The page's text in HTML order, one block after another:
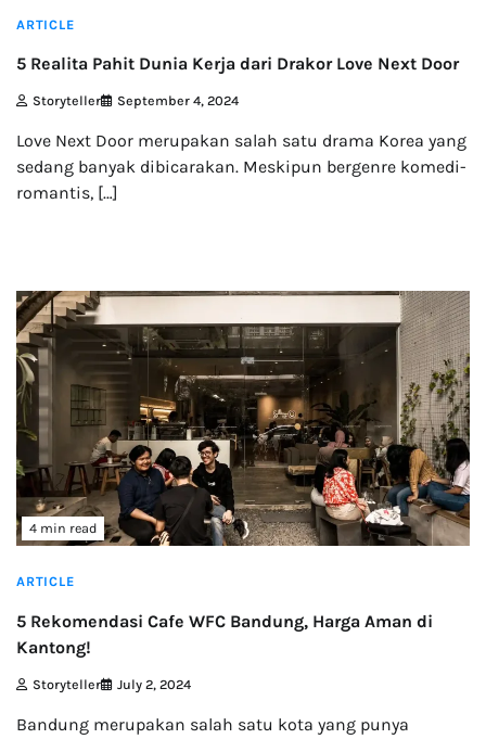
ARTICLE
5 Realita Pahit Dunia Kerja dari Drakor Love Next Door
Storyteller September 4, 2024
Love Next Door merupakan salah satu drama Korea yang
sedang banyak dibicarakan. Meskipun bergenre komedi-
romantis, […]
4 min read
ARTICLE
5 Rekomendasi Cafe WFC Bandung, Harga Aman di
Kantong!
Storyteller July 2, 2024
Bandung merupakan salah satu kota yang punya